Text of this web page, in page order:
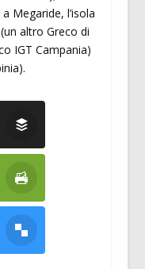
Megaride, l’isola
altro Greco di
IGT Campania)